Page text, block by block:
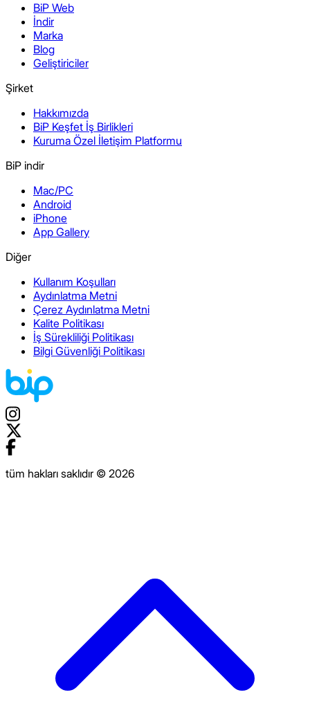
BiP Web
İndir
Marka
Blog
Geliştiriciler
Şirket
Hakkımızda
BiP Keşfet İş Birlikleri
Kuruma Özel İletişim Platformu
BiP indir
Mac/PC
Android
iPhone
App Gallery
Diğer
Kullanım Koşulları
Aydınlatma Metni
Çerez Aydınlatma Metni
Kalite Politikası
İş Sürekliliği Politikası
Bilgi Güvenliği Politikası
tüm hakları saklıdır © 2026